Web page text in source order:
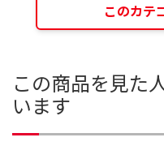
このカテ
この商品を見た
います